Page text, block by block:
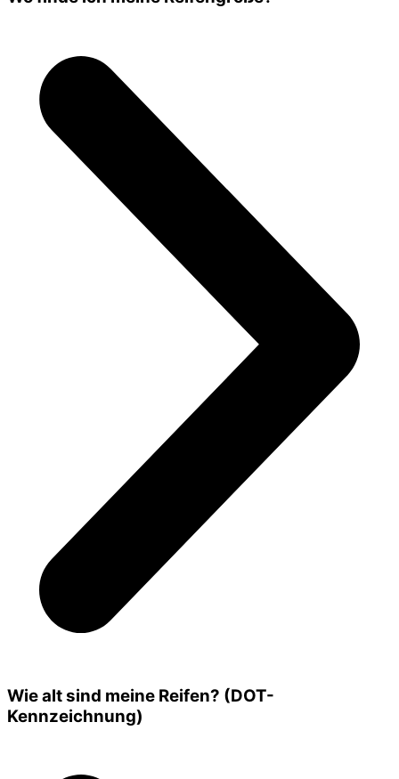
Wie alt sind meine Reifen? (DOT-
Kennzeichnung)